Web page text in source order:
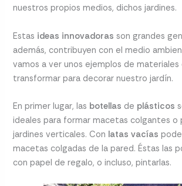
nuestros propios medios, dichos jardines.
Estas ideas innovadoras son grandes
además, contribuyen con el medio
vamos a ver unos ejemplos de
transformar para decorar nuestro jardín.
En primer lugar, las botellas de plásticos
ideales para formar macetas colgantes o
jardines verticales. Con latas vacías
macetas colgadas de la pared. Éstas las
con papel de regalo, o incluso, pintarlas.